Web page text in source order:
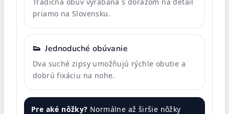
priamo na Slovensku.
👟 Jednoduché obúvanie
Dva suché zipsy umožňujú rýchle obutie a
dobrú fixáciu na nohe.
Pre aké nôžky? Normálne až širšie nôžky